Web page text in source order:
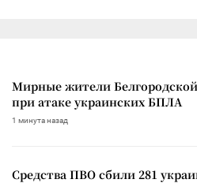
Мирные жители
при атаке украинских БПЛА
1 минута назад
Средства ПВО сбили 281